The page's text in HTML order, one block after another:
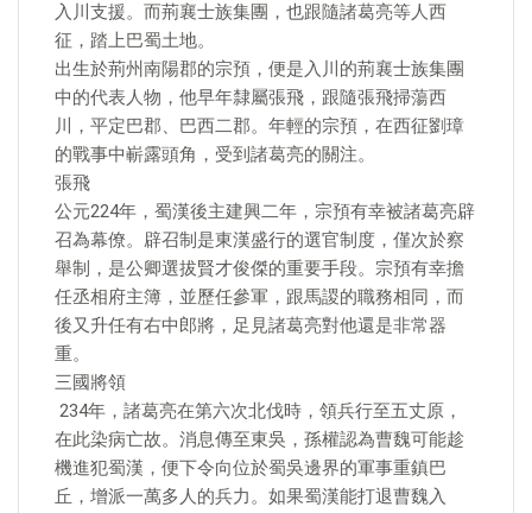
入川支援。而荊襄士族集團，也跟隨諸葛亮等人西
征，踏上巴蜀土地。
出生於荊州南陽郡的宗預，便是入川的荊襄士族集團
中的代表人物，他早年隸屬張飛，跟隨張飛掃蕩西
川，平定巴郡、巴西二郡。年輕的宗預，在西征劉璋
的戰事中嶄露頭角，受到諸葛亮的關注。
張飛
公元224年，蜀漢後主建興二年，宗預有幸被諸葛亮辟
召為幕僚。辟召制是東漢盛行的選官制度，僅次於察
舉制，是公卿選拔賢才俊傑的重要手段。宗預有幸擔
任丞相府主簿，並歷任參軍，跟馬謖的職務相同，而
後又升任有右中郎將，足見諸葛亮對他還是非常器
重。
三國將領
​ 234年，諸葛亮在第六次北伐時，領兵行至五丈原，
在此染病亡故。消息傳至東吳，孫權認為曹魏可能趁
機進犯蜀漢，便下令向位於蜀吳邊界的軍事重鎮巴
丘，增派一萬多人的兵力。如果蜀漢能打退曹魏入